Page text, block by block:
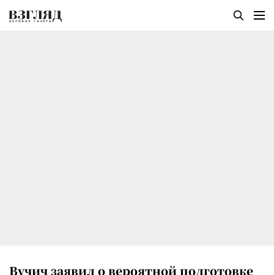
Вучич заявил о вероятной подготовке